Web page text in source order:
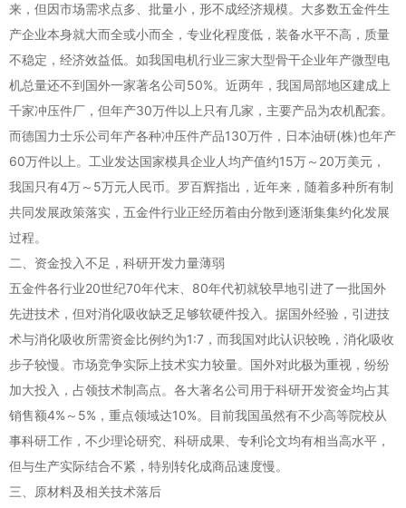
来，但因市场需求点多、批量小，形不成经济规模。大多数五金件生
产企业本身就大而全或小而全，专业化程度低，装备水平不高，质量
不稳定，经济效益低。如我国电机行业三家大型骨干企业年产微型电
机总量还不到国外一家著名公司50%。近两年，我国局部地区建成上
千家冲压件厂，但年产30万件以上只有几家，主要产品为农机配套。
而德国力士乐公司年产各种冲压件产品130万件，日本油研(株)也年产
60万件以上。工业发达国家模具企业人均产值约15万～20万美元，
我国只有4万～5万元人民币。罗百辉指出，近年来，随着多种所有制
共同发展政策落实，五金件行业正经历着由分散到逐渐集集约化发展
过程。
二、资金投入不足，科研开发力量薄弱
五金件各行业20世纪70年代末、80年代初就较早地引进了一批国外
先进技术，但对消化吸收缺乏足够软硬件投入。据国外经验，引进技
术与消化吸收所需资金比例约为1:7，而我国对此认识较晚，消化吸收
步子较慢。市场竞争实际上技术实力较量。国外对此极为重视，纷纷
加大投入，占领技术制高点。各大著名公司用于科研开发资金均占其
销售额4%～5%，重点领域达10%。目前我国虽然有不少高等院校从
事科研工作，不少理论研究、科研成果、专利论文均有相当高水平，
但与生产实际结合不紧，特别转化成商品速度慢。
三、原材料及相关技术落后